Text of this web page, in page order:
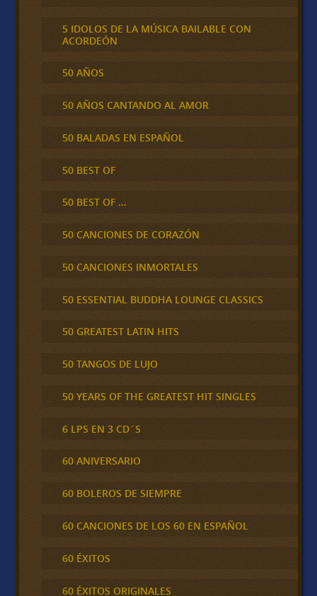
5 IDOLOS DE LA MÚSICA BAILABLE CON
ACORDEÓN
50 AÑOS
50 AÑOS CANTANDO AL AMOR
50 BALADAS EN ESPAÑOL
50 BEST OF
50 BEST OF …
50 CANCIONES DE CORAZÓN
50 CANCIONES INMORTALES
50 ESSENTIAL BUDDHA LOUNGE CLASSICS
50 GREATEST LATIN HITS
50 TANGOS DE LUJO
50 YEARS OF THE GREATEST HIT SINGLES
6 LPS EN 3 CD´S
60 ANIVERSARIO
60 BOLEROS DE SIEMPRE
60 CANCIONES DE LOS 60 EN ESPAÑOL
60 ÉXITOS
60 ÉXITOS ORIGINALES